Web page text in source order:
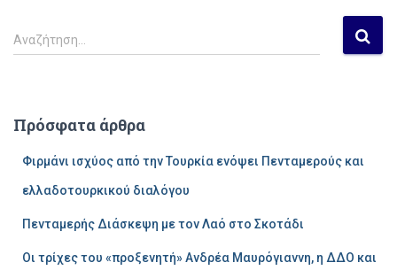
Α
ν
τ
Αναζήτηση…
Πρόσφατα άρθρα
Φιρμάνι ισχύος από την Τουρκία ενόψει Πενταμερούς και
ελλαδοτουρκικού διαλόγου
Πενταμερής Διάσκεψη με τον Λαό στο Σκοτάδι
Οι τρίχες του «προξενητή» Ανδρέα Μαυρόγιαννη, η ΔΔΟ και